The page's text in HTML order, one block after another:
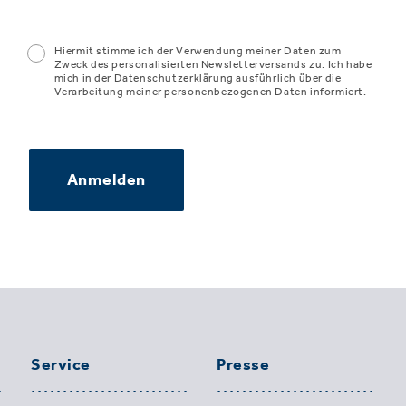
Hiermit stimme ich der Verwendung meiner Daten zum
Zweck des personalisierten Newsletterversands zu. Ich habe
mich in der Datenschutzerklärung ausführlich über die
Verarbeitung meiner personenbezogenen Daten informiert.
Anmelden
Service Presse